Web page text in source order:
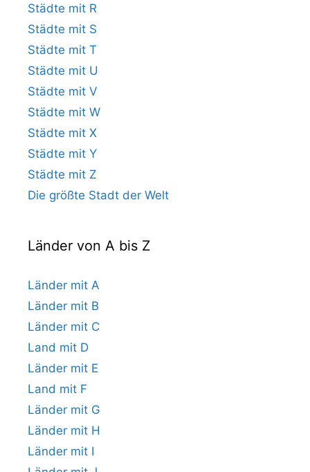
Städte mit R
Städte mit S
Städte mit T
Städte mit U
Städte mit V
Städte mit W
Städte mit X
Städte mit Y
Städte mit Z
Die größte Stadt der Welt
Länder von A bis Z
Länder mit A
Länder mit B
Länder mit C
Land mit D
Länder mit E
Land mit F
Länder mit G
Länder mit H
Länder mit I